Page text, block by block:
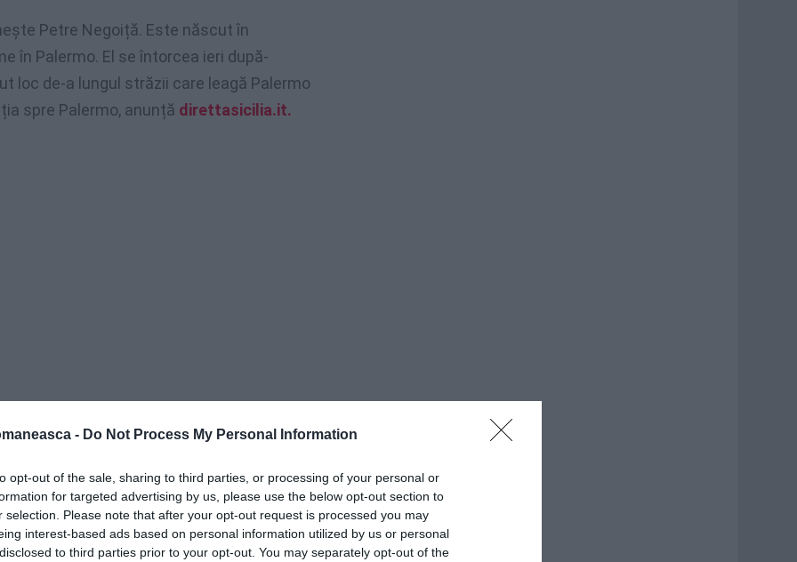
- Do Not Process My Personal Information
opt-out of the sale, sharing to third parties, or processing of your personal or
for targeted advertising by us, please use the below opt-out section to
selection. Please note that after your opt-out request is processed you may
interest-based ads based on personal information utilized by us or personal
to third parties prior to your opt-out. You may separately opt-out of the
Petre Negoiță. Este născut în
în Palermo. El se întorcea ieri după-
loc de-a lungul străzii care leagă Palermo
spre Palermo, anunță direttasicilia.it.
cu alți trei colegi, după o zi de
și tânărul grav rănit au fost practic
se prăbușește și moare pe stradă